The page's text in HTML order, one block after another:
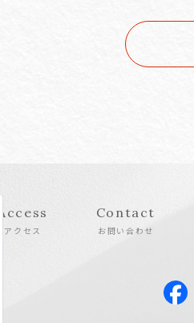
Access
アクセス
Contact
お問い合わせ